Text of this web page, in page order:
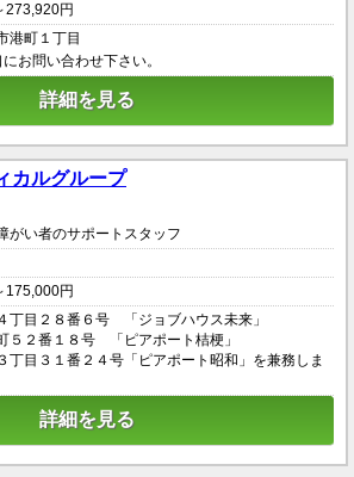
273,920円
港町１丁目
お問い合わせ下さい。
詳細を見る
カルグループ
がい者のサポートスタッフ
175,000円
丁目２８番６号 「ジョブハウス未来」
５２番１８号 「ピアポート桔梗」
丁目３１番２４号「ピアポート昭和」を兼務しま
詳細を見る